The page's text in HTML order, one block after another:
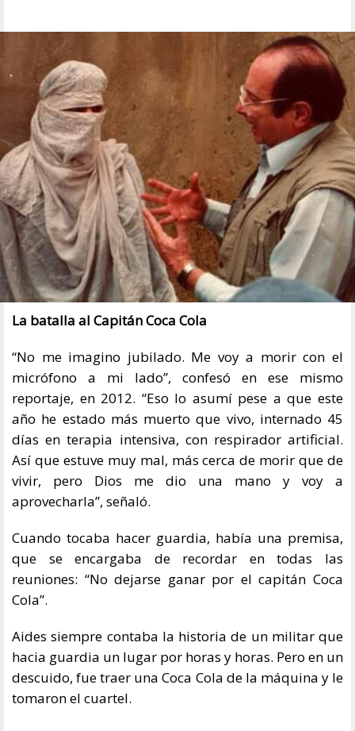
La batalla al Capitán Coca Cola
“No me imagino jubilado. Me voy a morir con el
micrófono a mi lado”, confesó en ese mismo
reportaje, en 2012. “Eso lo asumí pese a que este
año he estado más muerto que vivo, internado 45
días en terapia intensiva, con respirador artificial.
Así que estuve muy mal, más cerca de morir que de
vivir, pero Dios me dio una mano y voy a
aprovecharla”, señaló.
Cuando tocaba hacer guardia, había una premisa,
que se encargaba de recordar en todas las
reuniones: “No dejarse ganar por el capitán Coca
Cola”.
Aides siempre contaba la historia de un militar que
hacia guardia un lugar por horas y horas. Pero en un
descuido, fue traer una Coca Cola de la máquina y le
tomaron el cuartel.